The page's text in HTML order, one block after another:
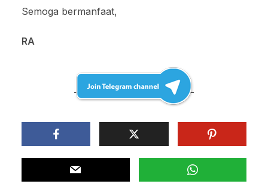
Semoga bermanfaat,
RA